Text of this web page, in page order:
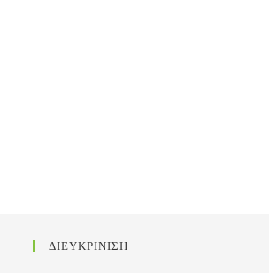
ΔΙΕΥΚΡΙΝΙΣΗ